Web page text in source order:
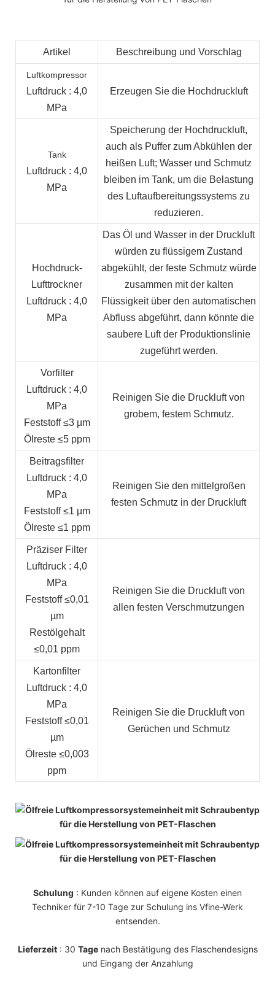
Artikel Beschreibung und Vorschlag
Luftkompressor
Luftdruck : 4,0
MPa
Erzeugen Sie die Hochdruckluft
Tank
Luftdruck : 4,0
MPa
Speicherung der Hochdruckluft,
auch als Puffer zum Abkühlen der
heißen Luft; Wasser und Schmutz
bleiben im Tank, um die Belastung
des Luftaufbereitungssystems zu
reduzieren.
Hochdruck-
Lufttrockner
Luftdruck : 4,0
MPa
Das Öl und Wasser in der Druckluft
würden zu flüssigem Zustand
abgekühlt, der feste Schmutz würde
zusammen mit der kalten
Flüssigkeit über den automatischen
Abfluss abgeführt, dann könnte die
saubere Luft der Produktionslinie
zugeführt werden.
Vorfilter
Luftdruck : 4,0
MPa
Feststoff ≤3 µm
Ölreste ≤5 ppm
Reinigen Sie die Druckluft von
grobem, festem Schmutz.
Beitragsfilter
Luftdruck : 4,0
MPa
Feststoff ≤1 µm
Ölreste ≤1 ppm
Reinigen Sie den mittelgroßen
festen Schmutz in der Druckluft
Präziser Filter
Luftdruck : 4,0
MPa
Feststoff ≤0,01
µm
Restölgehalt
≤0,01 ppm
Reinigen Sie die Druckluft von
allen festen Verschmutzungen
Kartonfilter
Luftdruck : 4,0
MPa
Feststoff ≤0,01
µm
Ölreste ≤0,003
ppm
Reinigen Sie die Druckluft von
Gerüchen und Schmutz
Schulung : Kunden können auf eigene Kosten einen
Techniker für 7-10 Tage zur Schulung ins Vfine-Werk
entsenden.
Lieferzeit: 30 Tagenach Bestätigung des Flaschendesigns
und Eingang der Anzahlung